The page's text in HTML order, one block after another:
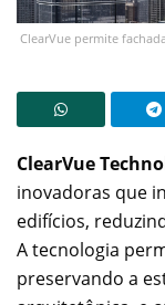
ClearVue permite
ClearVue
inovadoras que
edifícios,
A tecnologia
preservando a